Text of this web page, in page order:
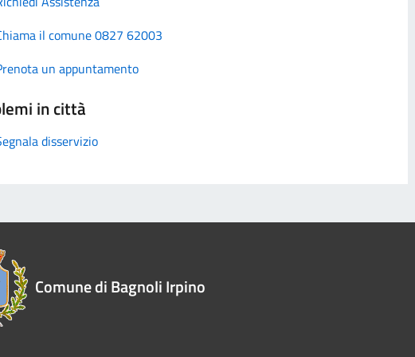
il comune 0827 62003
un appuntamento
in città
disservizio
Comune di Bagnoli Irpino